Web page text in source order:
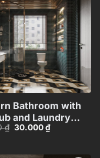
Add to
wishlist
Bathroom with
and Laundry
3D
₫ Giá
30.000₫Giá
hiện